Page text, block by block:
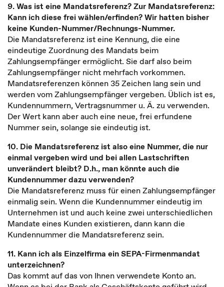
9. Was ist eine Mandatsreferenz? Zur Mandatsreferenz:
Kann ich diese frei wählen/erfinden? Wir hatten bisher
keine Kunden-Nummer/Rechnungs-Nummer.
Die Mandatsreferenz ist eine Kennung, die eine
eindeutige Zuordnung des Mandats beim
Zahlungsempfänger ermöglicht. Sie darf also beim
Zahlungsempfänger nicht mehrfach vorkommen.
Mandatsreferenzen können 35 Zeichen lang sein und
werden vom Zahlungsempfänger vergeben. Üblich ist es,
Kundennummern, Vertragsnummer u. Ä. zu verwenden.
Der Wert kann aber auch eine neue, frei erfundene
Nummer sein, solange sie eindeutig ist.
10. Die Mandatsreferenz ist also eine Nummer, die nur
einmal vergeben wird und bei allen Lastschriften
unverändert bleibt? D.h., man könnte auch die
Kundennummer dazu verwenden?
Die Mandatsreferenz muss für einen Zahlungsempfänger
einmalig sein. Wenn die Kundennummer eindeutig im
Unternehmen ist und auch keine zwei unterschiedlichen
Mandate eines Kunden existieren, dann kann die
Kundennummer die Mandatsreferenz sein.
11. Kann ich als Einzelfirma ein SEPA-Firmenmandat
unterzeichnen?
Das kommt auf das von Ihnen verwendete Konto an.